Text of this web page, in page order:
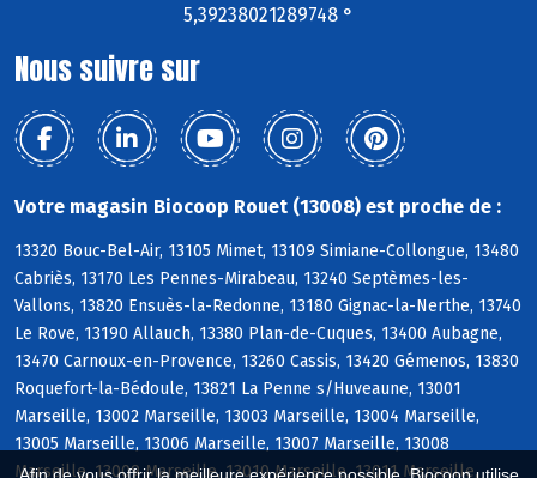
5,39238021289748 °
Nous suivre sur
Votre magasin Biocoop Rouet (13008) est proche de :
13320 Bouc-Bel-Air, 13105 Mimet, 13109 Simiane-Collongue, 13480
Cabriès, 13170 Les Pennes-Mirabeau, 13240 Septèmes-les-
Vallons, 13820 Ensuès-la-Redonne, 13180 Gignac-la-Nerthe, 13740
Le Rove, 13190 Allauch, 13380 Plan-de-Cuques, 13400 Aubagne,
13470 Carnoux-en-Provence, 13260 Cassis, 13420 Gémenos, 13830
Roquefort-la-Bédoule, 13821 La Penne s/Huveaune, 13001
Marseille, 13002 Marseille, 13003 Marseille, 13004 Marseille,
13005 Marseille, 13006 Marseille, 13007 Marseille, 13008
Marseille, 13009 Marseille, 13010 Marseille, 13011 Marseille,